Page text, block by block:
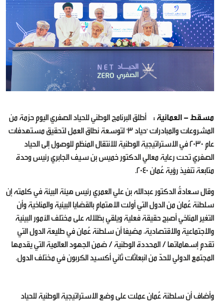
مسقط - العمانية :
أطلق البرنامج الوطني للحياد الصفري اليوم حزمة من
المشروعات والمبادرات "حياد 3" لتوسعة نطاق العمل لتحقيق مستهدفات
عام 2030 في الاستراتيجية الوطنية للانتقال المنظم للوصول إلى الحياد
الصفري تحت رعاية معالي الدكتور خميس بن سيف الجابري رئيس وحدة
متابعة تنفيذ رؤية عُمان 2040.
وقال سعادةُ الدكتور عبدالله بن علي العمري رئيس هيئة البيئة في كلمته إن
سلطنة عُمان من الدول التي أولت الاهتمام بالقضايا البيئية والمناخية وأن
التغير المناخي أصبح حقيقة فعلية ويلقي بظلاله على مختلف الأمور البيئية
والاجتماعية والاقتصادية، مضيفا أن سلطنة عُمان في طليعة الدول التي
تقدم إسهاماتها / المحددة الوطنية / ضمن الجهود العالمية التي يقدمها
المجتمع الدولي للحدّ من انبعاثات ثاني أكسيد الكربون في مختلف الدول.
وأضاف أن سلطنة عُمان عملت على وضع الاستراتيجية الوطنية للحياد